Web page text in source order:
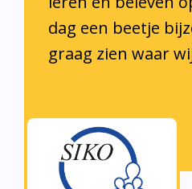
dag een beetje
graag zien waar